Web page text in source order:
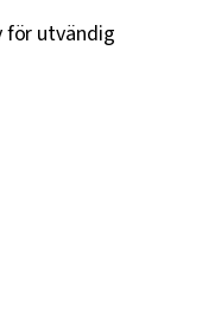
för utvändig